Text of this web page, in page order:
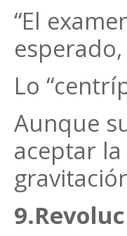
“El
Lo
Aunque
aceptar